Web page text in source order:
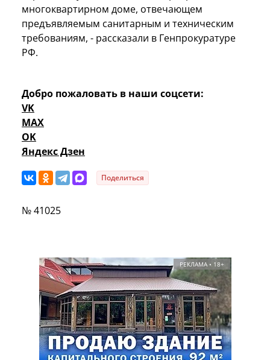
многоквартирном доме, отвечающем
предъявляемым санитарным и техническим
требованиям, - рассказали в Генпрокуратуре
РФ.
Добро пожаловать в наши соцсети:
VK
MAX
OK
Яндекс Дзен
Поделиться
№ 41025
РЕКЛАМА • 18+